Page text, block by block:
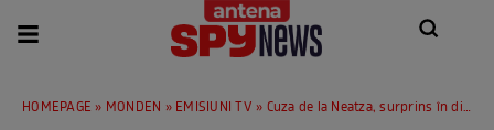
HOMEPAGE » MONDEN » EMISIUNI TV » Cuza de la Neatza, surprins în direct, de ziua lui de naștere. Ce declarație de dragoste i-a făcut Alexandra